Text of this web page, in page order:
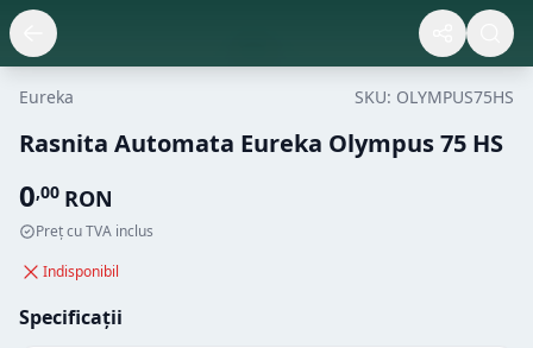
Eureka SKU: OLYMPUS75HS
Rasnita Automata Eureka Olympus 75 HS
0,00 RON
Preț cu TVA inclus
Indisponibil
Specificații